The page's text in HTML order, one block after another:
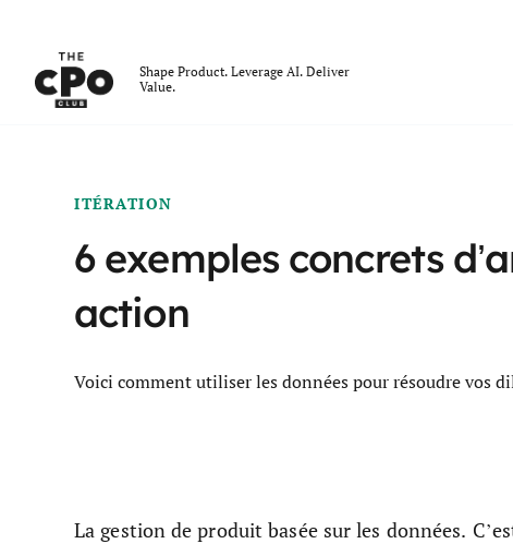
Shape Product. Leverage AI. Deliver
Value.
ITÉRATION
6 exemples concrets
action
Voici comment utiliser les données pour résoudre vos
La gestion de produit basée sur les données.